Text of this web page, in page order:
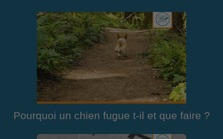
Pourquoi un chien fugue t-il et que faire ?